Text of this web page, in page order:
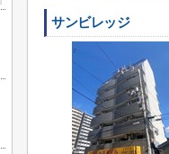
サンビレッジ